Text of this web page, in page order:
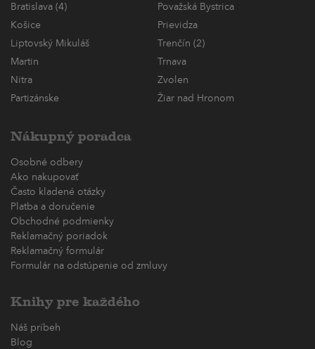
Bratislava (4)
Považská Bystrica
Košice
Prievidza
Liptovský Mikuláš
Trenčín (2)
Martin
Trnava
Nitra
Zvolen
Partizánske
Žiar nad Hronom
Nákupný poradca
Osobné odbery
Ako nakupovať
Často kladené otázky
Platba a doručenie
Obchodné podmienky
Reklamačný poriadok
Reklamačný formulár
Formulár na odstúpenie od zmluvy
Knihy pre každého
Náš príbeh
Blog